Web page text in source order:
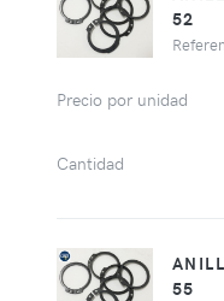
52
Precio por unidad
Cantidad
55